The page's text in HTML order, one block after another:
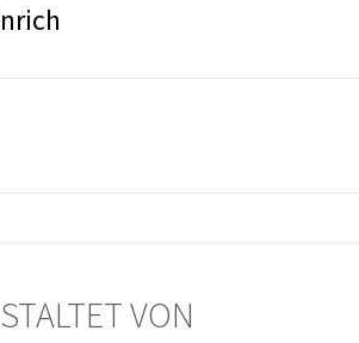
VON